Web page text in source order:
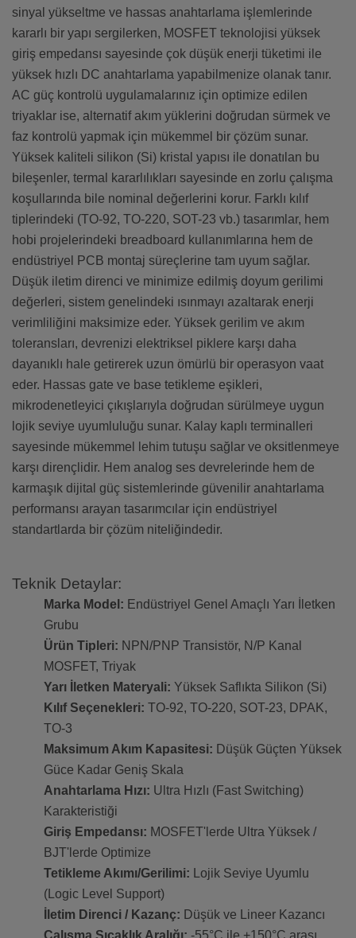
sinyal yükseltme ve hassas anahtarlama işlemlerinde
kararlı bir yapı sergilerken, MOSFET teknolojisi yüksek
giriş empedansı sayesinde çok düşük enerji tüketimi ile
yüksek hızlı DC anahtarlama yapabilmenize olanak tanır.
AC güç kontrolü uygulamalarınız için optimize edilen
triyaklar ise, alternatif akım yüklerini doğrudan sürmek ve
faz kontrolü yapmak için mükemmel bir çözüm sunar.
Yüksek kaliteli silikon (Si) kristal yapısı ile donatılan bu
bileşenler, termal kararlılıkları sayesinde en zorlu çalışma
koşullarında bile nominal değerlerini korur. Farklı kılıf
tiplerindeki (TO-92, TO-220, SOT-23 vb.) tasarımlar, hem
hobi projelerindeki breadboard kullanımlarına hem de
endüstriyel PCB montaj süreçlerine tam uyum sağlar.
Düşük iletim direnci ve minimize edilmiş doyum gerilimi
değerleri, sistem genelindeki ısınmayı azaltarak enerji
verimliliğini maksimize eder. Yüksek gerilim ve akım
toleransları, devrenizi elektriksel piklere karşı daha
dayanıklı hale getirerek uzun ömürlü bir operasyon vaat
eder. Hassas gate ve base tetikleme eşikleri,
mikrodenetleyici çıkışlarıyla doğrudan sürülmeye uygun
lojik seviye uyumluluğu sunar. Kalay kaplı terminalleri
sayesinde mükemmel lehim tutuşu sağlar ve oksitlenmeye
karşı dirençlidir. Hem analog ses devrelerinde hem de
karmaşık dijital güç sistemlerinde güvenilir anahtarlama
performansı arayan tasarımcılar için endüstriyel
standartlarda bir çözüm niteliğindedir.
Teknik Detaylar:
Marka Model: Endüstriyel Genel Amaçlı Yarı İletken
Grubu
Ürün Tipleri: NPN/PNP Transistör, N/P Kanal
MOSFET, Triyak
Yarı İletken Materyali: Yüksek Saflıkta Silikon (Si)
Kılıf Seçenekleri: TO-92, TO-220, SOT-23, DPAK,
TO-3
Maksimum Akım Kapasitesi: Düşük Güçten Yüksek
Güce Kadar Geniş Skala
Anahtarlama Hızı: Ultra Hızlı (Fast Switching)
Karakteristiği
Giriş Empedansı: MOSFET'lerde Ultra Yüksek /
BJT'lerde Optimize
Tetikleme Akımı/Gerilimi: Lojik Seviye Uyumlu
(Logic Level Support)
İletim Direnci / Kazanç: Düşük ve Lineer Kazancı
Çalışma Sıcaklık Aralığı: -55°C ile +150°C arası